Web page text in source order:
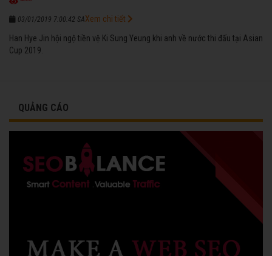
03/01/2019 7:00:42 SA
Han Hye Jin hội ngộ tiền vệ Ki Sung Yeung khi anh về nước thi đấu tại Asian
Cup 2019.
Xem chi tiết
QUẢNG CÁO